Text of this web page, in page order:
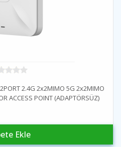
2PORT 2.4G 2x2MIMO 5G 2x2MIMO
ACCESS POINT (ADAPTÖRSÜZ)
Ekle